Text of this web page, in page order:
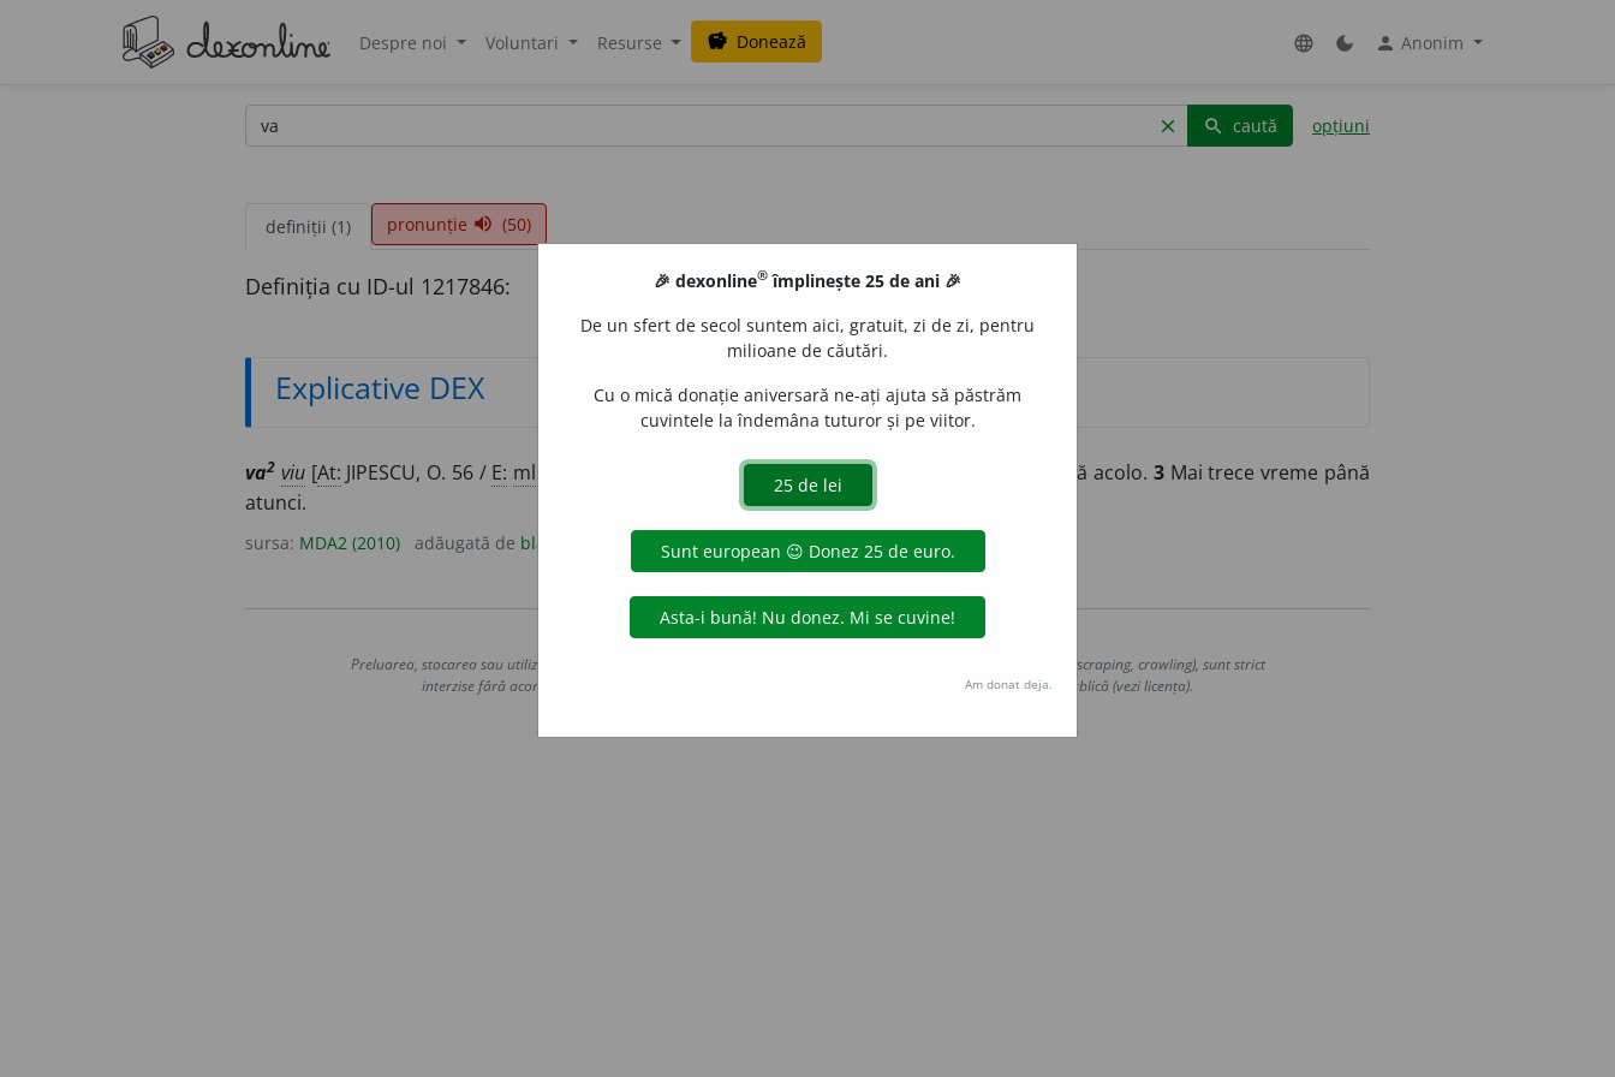
Despre noi Voluntari Resurse savings Donează language dark_mode person Anonim
clear search caută opțiuni
definiții (1) pronunție volume_up (50)
Definiția cu ID-ul 1217846:
Explicative DEX
va2 viu[At: JIPESCU, O. 56 / E: ml 1Mai așteaptă. Mai este (mult) până acolo. 3Mai trece vreme până
atunci.
sursa: MDA2 (2010) adăugată de blaurb.
Copyright © 2004-2026 dexonline (https://dexonline.ro)
Preluarea, stocarea sau utilizarea datelor de pe acest site, inclusiv prin orice metode de extragere automată (web scraping, crawling), sunt strict
interzise fără acordul nostru prealabil scris, cu excepția seturilor de date oferite oficial spre utilizare publică (vezi licența).
🎉 dexonline® împlinește 25 de ani 🎉
De un sfert de secol suntem aici, gratuit, zi de zi, pentru
milioane de căutări.
Cu o mică donație aniversară ne-ați ajuta să păstrăm
cuvintele la îndemâna tuturor și pe viitor.
Am donat deja.